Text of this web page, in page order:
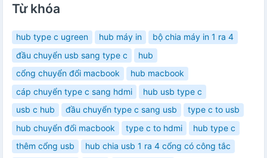
Từ khóa
hub type c ugreen hub máy in
bộ chia máy in 1 ra 4
đầu chuyển usb sang type c
hub
cổng chuyển đổi macbook
hub macbook
cáp chuyển type c sang hdmi
hub usb type c
usb c hub
đầu chuyển type c sang usb
type c to usb
hub chuyển đổi macbook
type c to hdmi
hub type c
thêm cổng usb
hub chia usb 1 ra 4 cổng có công tắc